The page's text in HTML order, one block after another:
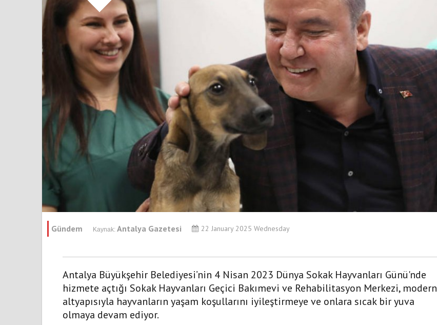
Gündem Antalya Gazetesi 22 January 2025 Wednesday
Antalya Büyükşehir Belediyesi’nin 4 Nisan 2023 Dünya Sokak Hayvanları Günü'nde
hizmete açtığı Sokak Hayvanları Geçici Bakımevi ve Rehabilitasyon Merkezi, modern
altyapısıyla hayvanların yaşam koşullarını iyileştirmeye ve onlara sıcak bir yuva
olmaya devam ediyor.